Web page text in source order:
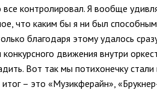
контролировал. Я вообще
что каким бы я ни был
благодаря этому удалось
движения внутри
Вот так мы потихонечку
– это «Музикферайн»,